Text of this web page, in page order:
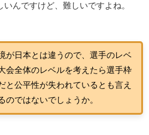
んですけど、難しいですよね。
が日本とは違うので、選手のレベ
会全体のレベルを考えたら選手枠
と公平性が失われているとも言え
のではないでしょうか。